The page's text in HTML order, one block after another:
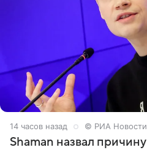
14 часов назад © РИА Новости
Shaman назвал